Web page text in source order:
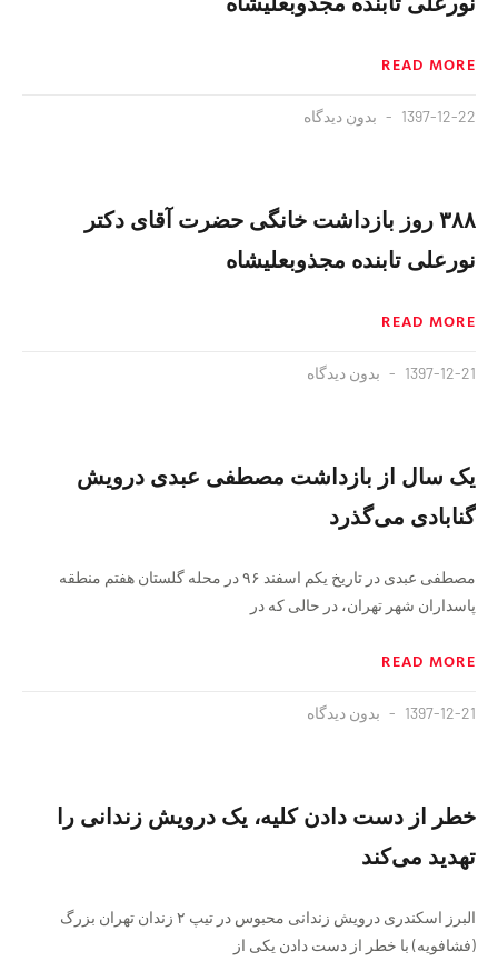
READ MORE
1397-12-22 بدون دیدگاه
۳۸۸ روز بازداشت خانگی حضرت آقای دکتر
نورعلی تابنده مجذوبعلیشاه
READ MORE
1397-12-21 بدون دیدگاه
یک سال از بازداشت مصطفی عبدی درویش
گنابادی می‌گذرد
مصطفی عبدی در تاریخ یکم اسفند ۹۶ در محله گلستان هفتم منطقه
پاسداران شهر تهران، در حالی که در
READ MORE
1397-12-21 بدون دیدگاه
خطر از دست دادن کلیه، یک درویش زندانی را
تهدید می‌کند
البرز اسکندری درویش زندانی محبوس در تیپ ۲ زندان تهران بزرگ
(فشافویه) با خطر از دست دادن یکی از